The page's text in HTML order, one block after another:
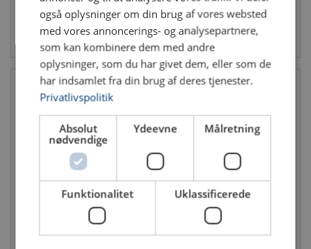
Se produkt Se produkt
Justérbar bjælkeklemme
Anvendes hvor skinnen skal
Klemmemuffe
Anvendes primært til
fastgørelse af afstivningsstål
også oplysninger om din brug af vores websted
med vores annoncerings- og analysepartnere,
som kan kombinere dem med andre
oplysninger, som du har givet dem, eller som de
har indsamlet fra din brug af deres tjenester.
Privatlivspolitik
Absolut
nødvendige
Ydeevne Målretning
Funktionalitet Uklassificerede